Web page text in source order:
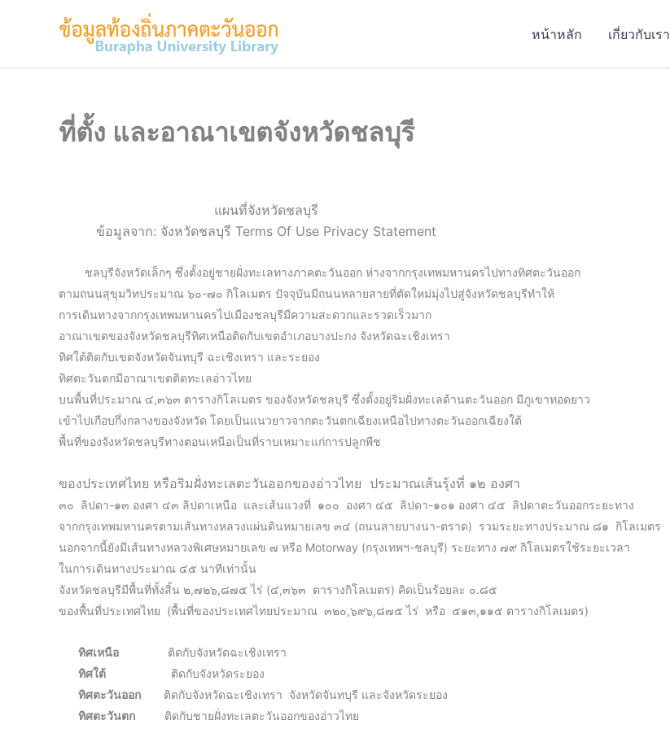
หน้าหลัก เกี่ยวกับเรา
ที่ตั้ง และอาณาเขตจังหวัดชลบุรี
แผนที่จังหวัดชลบุรี
ข้อมูลจาก: จังหวัดชลบุรี Terms Of Use Privacy Statement
ชลบุรีจังหวัดเล็กๆ ซึ่งตั้งอยู่ชายฝั่งทะเลทางภาคตะวันออก ห่างจากกรุงเทพมหานครไปทางทิศตะวันออก
ตามถนนสุขุมวิทประมาณ ๖๐-๗๐ กิโลเมตร ปัจจุบันมีถนนหลายสายที่ตัดใหม่มุ่งไปสู่จังหวัดชลบุรีทำให้
การเดินทางจากกรุงเทพมหานครไปเมืองชลบุรีมีความสะดวกและรวดเร็วมาก
อาณาเขตของจังหวัดชลบุรีทิศเหนือติดกับเขตอำเภอบางปะกง จังหวัดฉะเชิงเทรา
ทิศใต้ติดกับเขตจังหวัดจันทบุรี ฉะเชิงเทรา และระยอง
ทิศตะวันตกมีอาณาเขตติดทะเลอ่าวไทย
บนพื้นที่ประมาณ ๔,๓๖๓ ตารางกิโลเมตร ของจังหวัดชลบุรี ซึ่งตั้งอยู่ริมฝั่งทะเลด้านตะวันออก มีภูเขาทอดยาว
เข้าไปเกือบกึ่งกลางของจังหวัด โดยเป็นแนวยาวจากตะวันตกเฉียงเหนือไปทางตะวันออกเฉียงใต้
พื้นที่ของจังหวัดชลบุรีทางตอนเหนือเป็นที่ราบเหมาะแก่การปลูกพืช
ของประเทศไทย หรือริมฝั่งทะเลตะวันออกของอ่าวไทย ประมาณเส้นรุ้งที่ ๑๒ องศา
๓๐ ลิปดา-๑๓ องศา ๔๓ ลิปดาเหนือ และเส้นแวงที่ ๑๐๐ องศา ๔๕ ลิปดา-๑๐๑ องศา ๔๕ ลิปดาตะวันออกระยะทาง
จากกรุงเทพมหานครตามเส้นทางหลวงแผ่นดินหมายเลข ๓๔ (ถนนสายบางนา-ตราด) รวมระยะทางประมาณ ๘๑ กิโลเมตร
นอกจากนี้ยังมีเส้นทางหลวงพิเศษหมายเลข ๗ หรือ Motorway (กรุงเทพฯ-ชลบุรี) ระยะทาง ๗๙ กิโลเมตรใช้ระยะเวลา
ในการเดินทางประมาณ ๔๕ นาทีเท่านั้น
จังหวัดชลบุรีมีพื้นที่ทั้งสิ้น ๒,๗๒๖,๘๗๕ ไร่ (๔,๓๖๓ ตารางกิโลเมตร) คิดเป็นร้อยละ ๐.๘๕
ของพื้นที่ประเทศไทย (พื้นที่ของประเทศไทยประมาณ ๓๒๐,๖๙๖,๘๗๕ ไร่ หรือ ๕๑๓,๑๑๕ ตารางกิโลเมตร)
ทิศเหนือ ติดกับจังหวัดฉะเชิงเทรา
ทิศใต้ ติดกับจังหวัดระยอง
ทิศตะวันออก ติดกับจังหวัดฉะเชิงเทรา จังหวัดจันทบุรี และจังหวัดระยอง
ทิศตะวันตก ติดกับชายฝั่งทะเลตะวันออกของอ่าวไทย